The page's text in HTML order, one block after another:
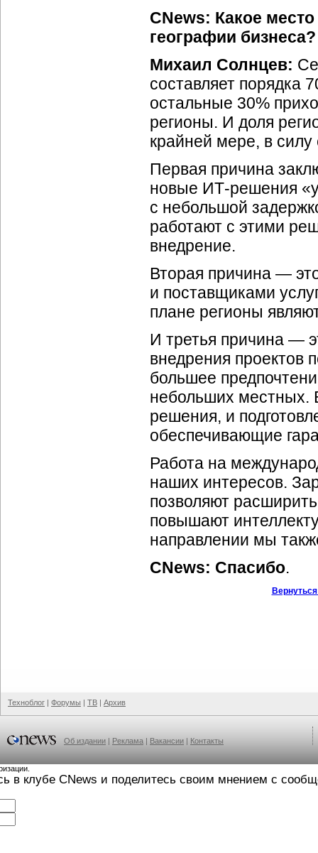
CNews: Какое
географии бизнеса?
Михаил Солнцев:
составляет порядка
остальные 30%
регионы. И доля
крайней мере, в
Первая причина
новые ИТ-решения
с небольшой
работают с этими
внедрение.
Вторая причина —
и поставщиками
плане регионы
И третья причина —
внедрения проектов
большее
небольших местных.
решения, и
обеспечивающие
Работа на
наших интересов.
позволяют
повышают
направлении мы
CNews: Спасибо.
Техноблог | Форумы | ТВ | Архив
Об издании | Реклама | Вакансии | Контакты
в клубе CNews и поделитесь своим мнением с